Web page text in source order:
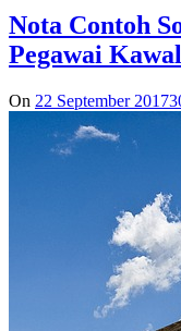
Nota Contoh
Pegawai
On 22 September 2017